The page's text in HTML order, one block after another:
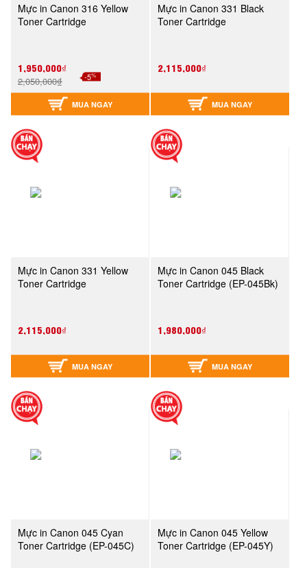
Mực in Canon 316 Yellow
Toner Cartridge
1,950,000₫
2,050,000₫ -5%
MUA NGAY
Mực in Canon 331 Black
Toner Cartridge
2,115,000₫
MUA NGAY
Mực in Canon 331 Yellow
Toner Cartridge
2,115,000₫
MUA NGAY
Mực in Canon 045 Black
Toner Cartridge (EP-045Bk)
1,980,000₫
MUA NGAY
Mực in Canon 045 Cyan
Toner Cartridge (EP-045C)
Mực in Canon 045 Yellow
Toner Cartridge (EP-045Y)